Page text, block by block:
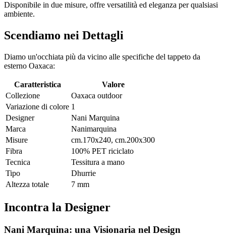
Disponibile in due misure, offre versatilità ed eleganza per qualsiasi
ambiente.
Scendiamo nei Dettagli
Diamo un'occhiata più da vicino alle specifiche del tappeto da
esterno Oaxaca:
Caratteristica
Valore
Collezione
Oaxaca outdoor
Variazione di colore 1
Designer
Nani Marquina
Marca
Nanimarquina
Misure
cm.170x240, cm.200x300
Fibra
100% PET riciclato
Tecnica
Tessitura a mano
Tipo
Dhurrie
Altezza totale
7 mm
Incontra la Designer
Nani Marquina: una Visionaria nel Design